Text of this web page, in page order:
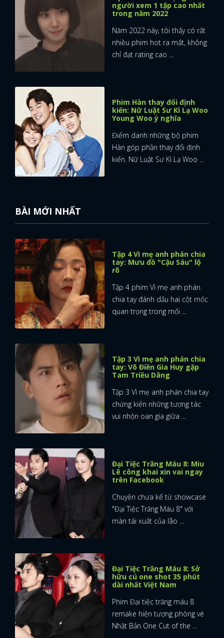
người xem 1 tập cao nhất
trong năm 2022
Năm 2022 này, tôi thấy có rất
nhiều phim hot ra mắt, không
chỉ đạt rating cao ...
Phim Hàn thay đổi định
kiến: Nữ Luật Sư Kì Lạ Woo
Young Woo ý nghĩa
Điểm danh những bộ phim
Hàn góp phần thay đổi định
kiến. Nữ Luật Sư Kì Lạ Woo ...
BÀI MỚI NHẤT
Tập 4 Vì mẹ anh phán chia
tay: Mưu đồ "Cậu Sáu" lộ
rõ
Tập 4 phim Vì mẹ anh phán
chia tay đánh dấu hai cột mốc
quan trọng trong mối ...
Tập 3 Vì mẹ anh phán chia
tay: Võ Điền Gia Huy gặp
Tam Triều Dâng
Tập 3 Vì mẹ anh phán chia tay
chứng kiến những tương tác
vui nhộn oan gia giữa ...
Đại Tiệc Trăng Máu 8: Miu
Lê công khai xin vai ngay
trên Facebook
Chuyện chưa kể từ showcase
"Đại Tiệc Trăng Máu 8" với
màn tái xuất của lão ...
Đại Tiệc Trăng Máu 8: Sở
hữu cú one shot 35 phút
dài nhất Việt Nam
Phim Đại tiệc trăng máu 8
remake hiện tượng phòng vé
Nhật Bản One Cut of the ...